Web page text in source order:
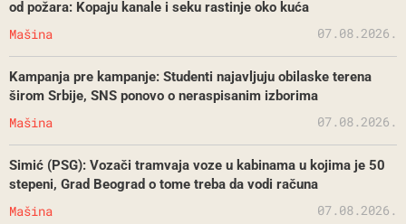
od požara: Kopaju kanale i seku rastinje oko kuća
Mašina 07.08.2026.
Kampanja pre kampanje: Studenti najavljuju obilaske terena
širom Srbije, SNS ponovo o neraspisanim izborima
Mašina 07.08.2026.
Simić (PSG): Vozači tramvaja voze u kabinama u kojima je 50
stepeni, Grad Beograd o tome treba da vodi računa
Mašina 07.08.2026.